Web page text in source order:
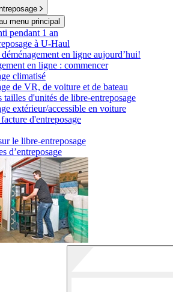
menu principal
pendant 1 an
à U-Haul
en ligne aujourd’hui!
en ligne : commencer
climatisé
de VR, de voiture et de bateau
tailles d'unités de libre-entreposage
extérieur/accessible en voiture
d'entreposage
le libre-entreposage
d’entreposage